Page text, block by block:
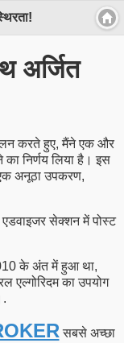
अर्जित
करते हुए, मैंने एक और
का निर्णय लिया है। इस
एक अनूठा उपकरण,
एडवाइजर सेक्शन में पोस्ट
के अंत में हुआ था,
एल्गोरिदम का उपयोग
सबसे अच्छा